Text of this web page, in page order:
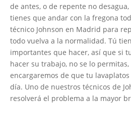
de antes, o de repente no
tienes que andar con la fregona
técnico Johnson en Madrid para
todo vuelva a la normalidad. Tú
importantes que hacer, así que si
hacer su trabajo, no se lo
encargaremos de que tu
día. Uno de nuestros técnicos de
resolverá el problema a la mayor